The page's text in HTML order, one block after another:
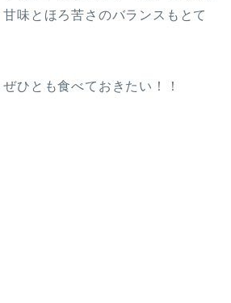
味とほろ苦さのバランスもとて
ひとも食べておきたい！！